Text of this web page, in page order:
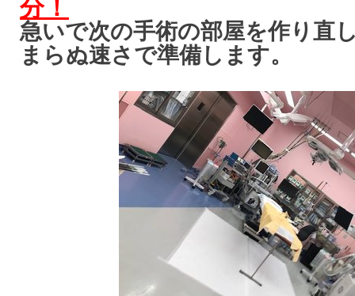
分！
急いで次の手術の部屋を作り直
まらぬ速さで準備します。